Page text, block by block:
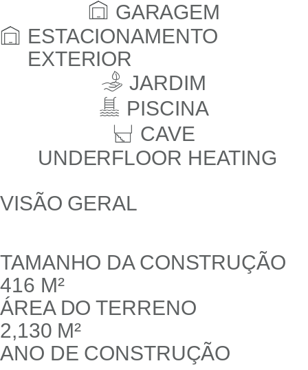
GARAGEM
ESTACIONAMENTO
EXTERIOR
JARDIM
PISCINA
CAVE
UNDERFLOOR HEATING
VISÃO GERAL
TAMANHO DA CONSTRUÇÃO
416 M²
ÁREA DO TERRENO
2,130 M²
ANO DE CONSTRUÇÃO